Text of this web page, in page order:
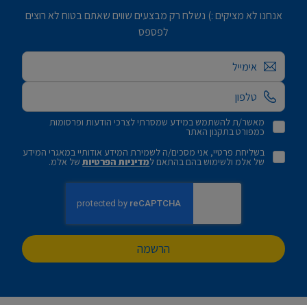
אנחנו לא מציקים :) נשלח רק מבצעים שווים שאתם בטוח לא רוצים
לפספס
אימייל
מאשר/ת להשתמש במידע שמסרתי לצרכי הודעות ופרסומות
כמפורט בתקנון האתר
בשליחת פרטיי, אני מסכים/ה לשמירת המידע אודותיי במאגרי המידע
של אלמ ולשימוש בהם בהתאם למדיניות הפרטיותשל אלמ.
הרשמה